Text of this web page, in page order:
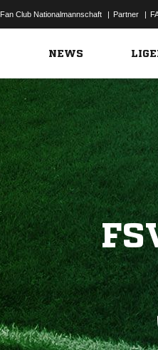
Fan Club Nationalmannschaft | Partner |
NEWS